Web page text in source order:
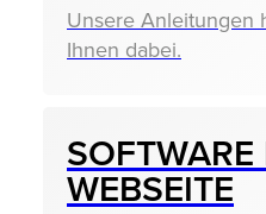
Unsere Anleitungen
Ihnen dabei.
WEBSEITE